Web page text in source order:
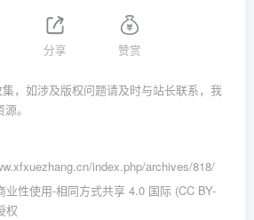
分享 赞赏
，如涉及版权问题请及时与站长联系，我
。
index.php/archives/818/
业性使用-相同方式共享 4.0 国际 (CC BY-
权